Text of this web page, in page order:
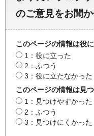
のご意見をお聞
このページの情報は役
1：役に立った
2：ふつう
3：役に立たなかった
このページの情報は見
1：見つけやすかった
2：ふつう
3：見つけにくかった